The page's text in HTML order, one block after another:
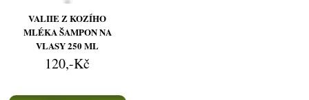
VALIIE Z KOZÍHO
MLÉKA ŠAMPON NA
VLASY 250 ML
120,-Kč